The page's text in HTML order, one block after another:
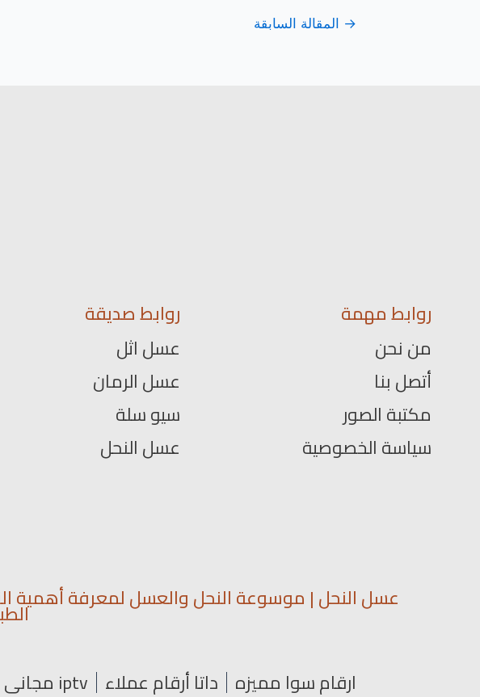
→ المقالة السابقة
روابط مهمة
من نحن
أتصل بنا
مكتبة الصور
سياسة الخصوصية
روابط صديقة
عسل اثل
عسل الرمان
سيو سلة
عسل النحل
عسل النحل | موسوعة النحل والعسل لمعرفة أهمية
ارقام سوا مميزه داتا أرقام عملاء iptv مجاني